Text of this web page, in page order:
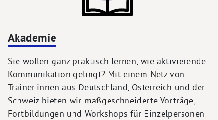
Akademie
Sie wollen ganz praktisch lernen, wie aktivierende
Kommunikation gelingt? Mit einem Netz von
Trainer:innen aus Deutschland, Österreich und der
Schweiz bieten wir maßgeschneiderte Vorträge,
Fortbildungen und Workshops für Einzelpersonen